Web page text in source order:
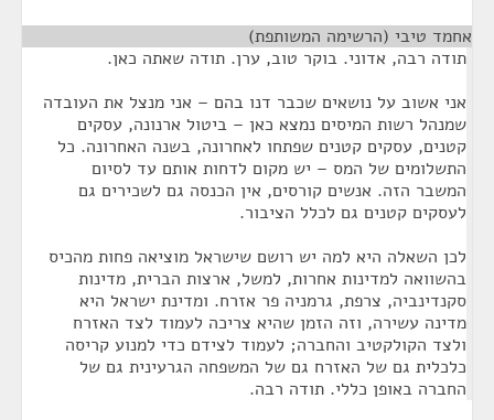
אחמד טיבי (הרשימה המשותפת)
תודה רבה, אדוני. בוקר טוב, ערן. תודה שאתה כאן.
אני אשוב על נושאים שכבר דנו בהם – אני מנצל את העובדה
שמנהל רשות המיסים נמצא כאן – ביטול ארנונה, עסקים
קטנים, עסקים קטנים שפתחו לאחרונה, בשנה האחרונה. כל
התשלומים של המס – יש מקום לדחות אותם עד לסיום
המשבר הזה. אנשים קורסים, אין הכנסה גם לשכירים גם
לעסקים קטנים גם לכלל הציבור.
לכן השאלה היא למה יש רושם שישראל מוציאה פחות מהכיס
בהשוואה למדינות אחרות, למשל, ארצות הברית, מדינות
סקנדינביה, צרפת, גרמניה פר אזרח. ומדינת ישראל היא
מדינה עשירה, וזה הזמן שהיא צריכה לעמוד לצד האזרח
ולצד הקולקטיב והחברה; לעמוד לצידם כדי למנוע קריסה
כלכלית גם של האזרח גם של המשפחה הגרעינית גם של
החברה באופן כללי. תודה רבה.